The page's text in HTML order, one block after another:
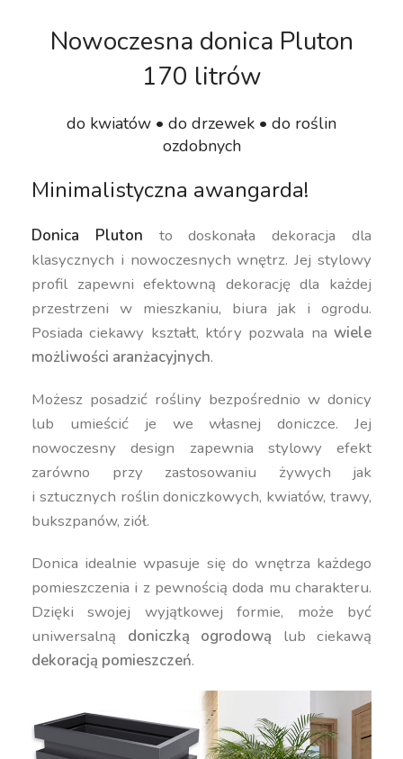
Nowoczesna donica Pluton
170 litrów
do kwiatów • do drzewek • do roślin
ozdobnych
Minimalistyczna awangarda!
Donica Pluton to doskonała dekoracja dla
klasycznych i nowoczesnych wnętrz. Jej stylowy
profil zapewni efektowną dekorację dla każdej
przestrzeni w mieszkaniu, biura jak i ogrodu.
Posiada ciekawy kształt, który pozwala na wiele
możliwości aranżacyjnych.
Możesz posadzić rośliny bezpośrednio w donicy
lub umieścić je we własnej doniczce. Jej
nowoczesny design zapewnia stylowy efekt
zarówno przy zastosowaniu żywych jak
i sztucznych roślin doniczkowych, kwiatów, trawy,
bukszpanów, ziół.
Donica idealnie wpasuje się do wnętrza każdego
pomieszczenia i z pewnością doda mu charakteru.
Dzięki swojej wyjątkowej formie, może być
uniwersalną doniczką ogrodową lub ciekawą
dekoracją pomieszczeń.